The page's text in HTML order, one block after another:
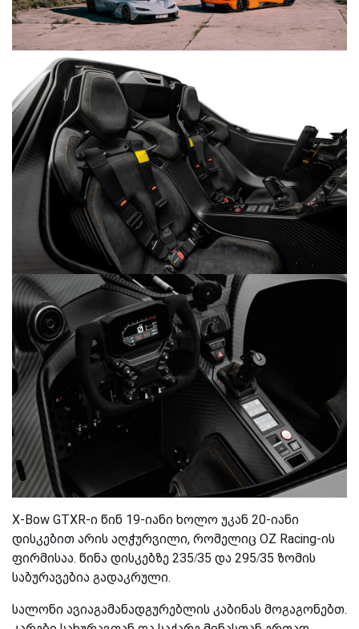
X-Bow GTXR-ი წინ 19-იანი ხოლო უკან 20-იანი
დისკებით არის აღჭურვილი, რომელიც OZ Racing-ის
ფირმისაა. წინა დისკებზე 235/35 და 295/35 ზომის
საბურავებია გადაკრული.
სალონი ავიაგამანადგურებლის კაბინას მოგაგონებთ.